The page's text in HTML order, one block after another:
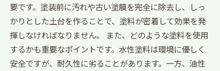
要です。塗装前に汚れや古い塗膜を完全に除去し、しっ
かりとした土台を作ることで、塗料が密着して効果を発
揮しなければなりません。 また、どのような塗料を使用
するかも重要なポイントです。水性塗料は環境に優しく
安全ですが、耐久性に劣ることがあります。一方、油性